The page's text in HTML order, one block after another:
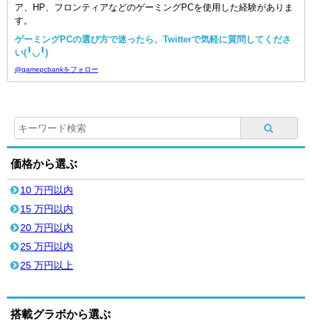
ア、HP、フロンティアなどのゲーミングPCを使用した経験がありま
す。
ゲーミングPCの選び方で迷ったら、Twitterで気軽に質問してくださ
い(╹◡╹)
@gamepcbankをフォロー
価格から選ぶ
10 万円以内
15 万円以内
20 万円以内
25 万円以内
25 万円以上
搭載グラボから選ぶ